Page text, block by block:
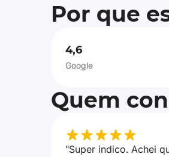
Por que
4,6
Google
Quem
"Super indico. Achei